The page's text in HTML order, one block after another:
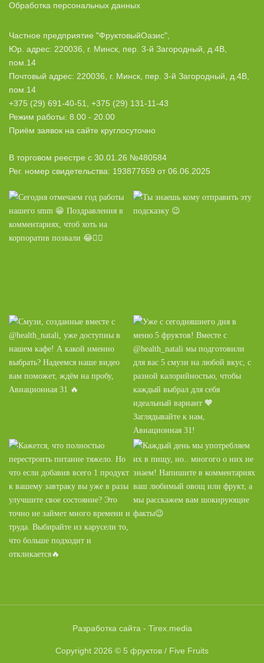
Обработка персональных данных
Частное предприятие "ФруктовыйОазис",
Юр. адрес: 220036, г. Минск, пер. 3-й Загородный, д.4В,
пом.14
Почтовый адрес: 220036, г. Минск, пер. 3-й Загородный, д.4В,
пом.14
+375 (29) 691-40-51, +375 (29) 131-11-43
Режим работы: 8.00 - 20.00
Приём заявок на сайте круглосуточно
В торговом реестре с 30.01.26 №480584
Рег. номер свидетельства: 193877659 от 06.06.2025
Разработка сайта - Tirex.media
Copyright 2026 © 5 фруктов / Five Fruits